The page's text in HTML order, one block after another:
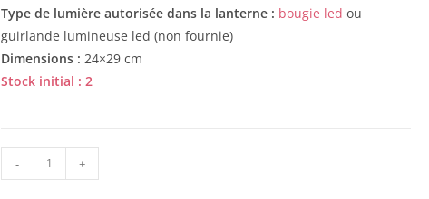
Type de lumière autorisée dans la lanterne : bougie led ou
guirlande lumineuse led (non fournie)
Dimensions : 24×29 cm
Stock initial : 2
- +